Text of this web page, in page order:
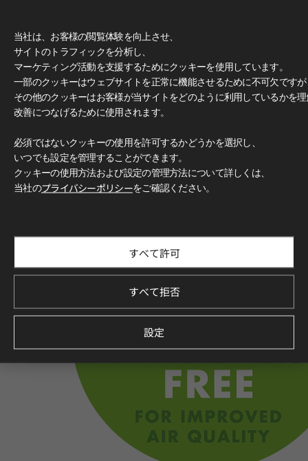
当社は、お客様の閲覧体験を向上させ、
サイトのトラフィックを分析し、
マーケティング活動を支援するためにクッキーを使用しています。
一部のクッキーはウェブサイトを正常に機能させるために不可欠です
その他のクッキーはお客様が当サイトをどのように利用しているかを
改善につなげるために使用されます。
必須ではないクッキーの使用を許可するかどうかを選択し、
いつでも設定を管理することができます。
クッキーの使用方法および設定の管理方法について詳しくは、
当社のプライバシーポリシーをご確認ください。
すべて許可
すべて拒否
設定